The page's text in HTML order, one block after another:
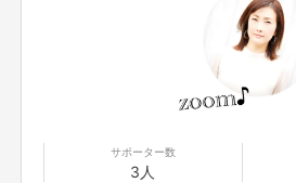
こちらから、簡単に内容がご覧いただけます↓
https://www.facebook.com/idumi.sakata/
「妊婦さん、子育てママをいたわる
い‼」
サポーター数
3人